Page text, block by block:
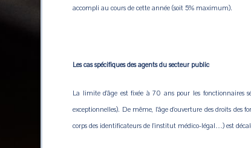
accompli au cours de cette année (soit 5% maximum).
Les cas spécifiques des agents du secteur public
La limite d’âge est fixée à 70 ans pour les fonctionnaires
exceptionnelles). De même, l’âge d’ouverture des droits
corps des identificateurs de l’institut médico-légal…) est